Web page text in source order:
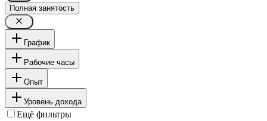
Полная занятость
График
Рабочие часы
Опыт
Уровень дохода
Ещё фильтры